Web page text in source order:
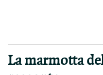
La marmotta